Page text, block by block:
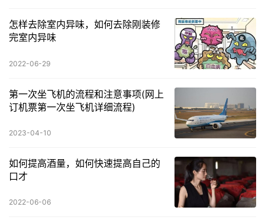
怎样去除室内异味，如何去除刚装修
完室内异味
2022-06-29
第一次坐飞机的流程和注意事项(网上
订机票第一次坐飞机详细流程)
2023-04-10
如何提高酒量，如何快速提高自己的
口才
2022-06-06